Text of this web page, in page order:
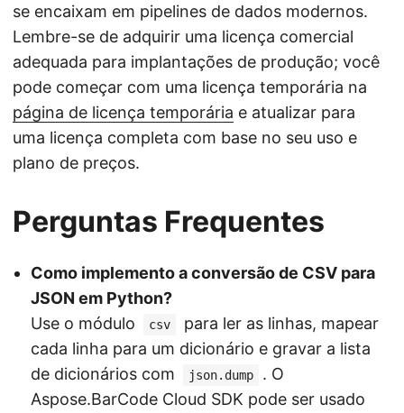
se encaixam em pipelines de dados modernos.
Lembre-se de adquirir uma licença comercial
adequada para implantações de produção; você
pode começar com uma licença temporária na
página de licença temporária e atualizar para
uma licença completa com base no seu uso e
plano de preços.
Perguntas Frequentes
Como implemento a conversão de CSV para
JSON em Python?
Use o módulo
csv
para ler as linhas, mapear
cada linha para um dicionário e gravar a lista
de dicionários com
json.dump
. O
Aspose.BarCode Cloud SDK pode ser usado